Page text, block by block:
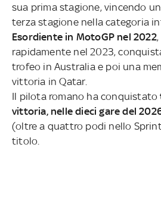
sua prima stagione, vincendo
terza stagione nella categoria
Esordiente in MotoGP nel 2022
rapidamente nel 2023,
trofeo in Australia e poi una
vittoria in Qatar.
Il pilota romano ha conquistato
vittoria, nelle dieci gare del
(oltre a quattro podi nello
titolo.